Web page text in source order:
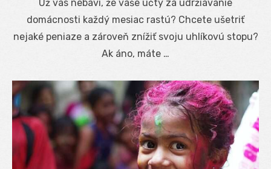
Už vás nebaví, že vaše účty za udržiavanie
domácnosti každý mesiac rastú? Chcete ušetriť
nejaké peniaze a zároveň znížiť svoju uhlíkovú stopu?
Ak áno, máte …